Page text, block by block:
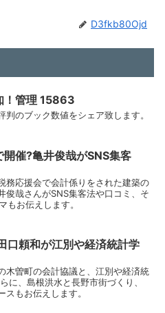
D3fkb80Ojd
！管理 15863
のブック数値をシェア致します。
催?亀井俊哉がSNS集客
務応援会で会計係りをされた建築の
俊哉さんがSNS集客法や口コミ、そ
もお伝えします。
口頼和が江別や経済統計学
木曽町の会計協議と、江別や経済統
に、島根洪水と長野市街づくり、
もお伝えします。